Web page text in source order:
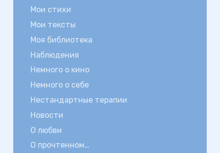
Мои стихи
Мои тексты
Моя библиотека
Наблюдения
Немного о кино
Немного о себе
Нестандартные терапии
Новости
О любви
О прочтенном…